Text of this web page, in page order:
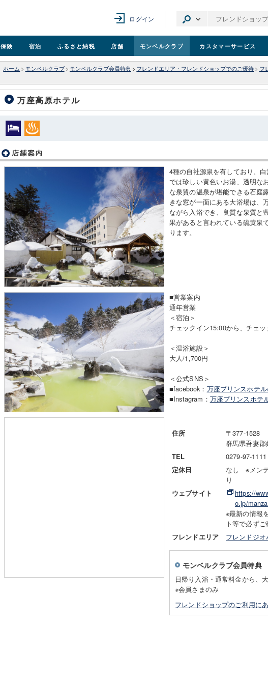
ログイン
保険 宿泊 ふるさと納税 店舗 モンベルクラブ カスタマーサービス
ホーム > モンベルクラブ > モンベルクラブ会員特典 > フレンドエリア・フレンドショップでのご優待 > フ
万座高原ホテル
4種の自社源泉を有しており、
では珍しい黄色いお湯、透明な
な泉質の温泉が堪能できる石庭
きな窓が一面にある大浴場は、
ながら入浴でき、良質な泉質と
果があると言われている硫黄泉
ります。
■営業案内
通年営業
＜宿泊＞
チェックイン15:00から、チェ
＜温浴施設＞
大人/1,700円
＜公式SNS＞
■facebook： 万座プリンスホテ
■Instagram： 万座プリンスホテ
住所
〒377-1528
群馬県吾妻
TEL 0279-97-1111
定休日
なし ※メン
り
ウェブサイト
https://
o.jp/
※最新の情報
ト等で必ずご
フレンドエリア フレンドジ
モンベルクラブ会員特典
日帰り入浴・通常料金から、
※会員さまのみ
フレンドショップのご利用に